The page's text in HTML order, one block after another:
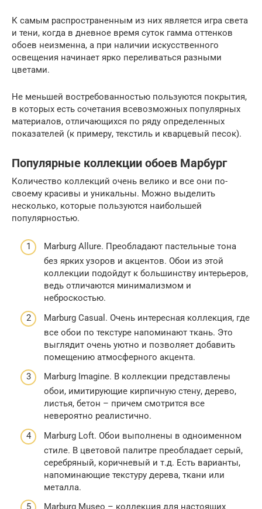
К самым распространенным из них является игра света
и тени, когда в дневное время суток гамма оттенков
обоев неизменна, а при наличии искусственного
освещения начинает ярко переливаться разными
цветами.
Не меньшей востребованностью пользуются покрытия,
в которых есть сочетания всевозможных популярных
материалов, отличающихся по ряду определенных
показателей (к примеру, текстиль и кварцевый песок).
Популярные коллекции обоев Марбург
Количество коллекций очень велико и все они по-
своему красивы и уникальны. Можно выделить
несколько, которые пользуются наибольшей
популярностью.
Marburg Allure. Преобладают пастельные тона
без ярких узоров и акцентов. Обои из этой
коллекции подойдут к большинству интерьеров,
ведь отличаются минимализмом и
неброскостью.
Marburg Casual. Очень интересная коллекция, где
все обои по текстуре напоминают ткань. Это
выглядит очень уютно и позволяет добавить
помещению атмосферного акцента.
Marburg Imagine. В коллекции представлены
обои, имитирующие кирпичную стену, дерево,
листья, бетон – причем смотрится все
невероятно реалистично.
Marburg Loft. Обои выполнены в одноименном
стиле. В цветовой палитре преобладает серый,
серебряный, коричневый и т.д. Есть варианты,
напоминающие текстуру дерева, ткани или
металла.
Marburg Museo – коллекция для настоящих